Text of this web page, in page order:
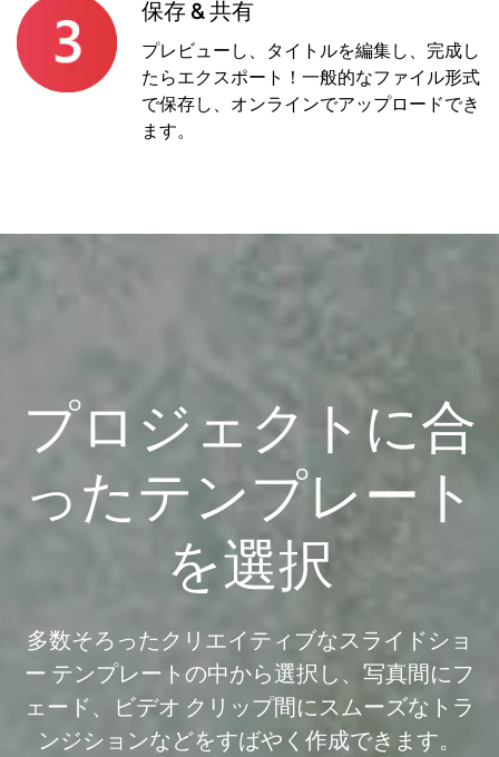
保存 & 共有
プレビューし、タイトルを編集し、完成し
たらエクスポート！一般的なファイル形式
で保存し、オンラインでアップロードでき
ます。
プロジェクトに合
ったテンプレート
を選択
多数そろったクリエイティブなスライドショ
ー テンプレートの中から選択し、写真間にフ
ェード、ビデオ クリップ間にスムーズなトラ
ンジションなどをすばやく作成できます。